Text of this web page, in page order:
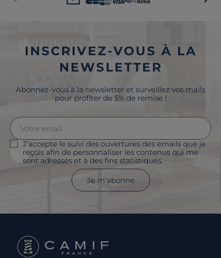
INSCRIVEZ-VOUS À LA
NEWSLETTER
Abonnez-vous à la newsletter et surveillez vos mails
pour profiter de 5% de remise !
J'accepte le suivi des ouvertures des emails que je
reçois afin de personnaliser les contenus qui me
sont adressés et à des fins statistiques.
Je m'abonne